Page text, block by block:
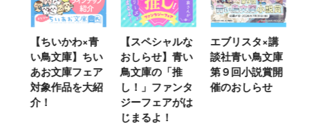
【ちいかわ×青
い鳥文庫】ちい
あお文庫フェア
対象作品を大紹
介！
【スペシャルな
おしらせ】青い
鳥文庫の「推
し！」ファンタ
ジーフェアがは
じまるよ！
エブリスタ×講
談社青い鳥文庫
第９回小説賞開
催のおしらせ